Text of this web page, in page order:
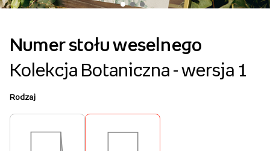
Numer stołu weselnego
Kolekcja Botaniczna - wersja 1
Rodzaj